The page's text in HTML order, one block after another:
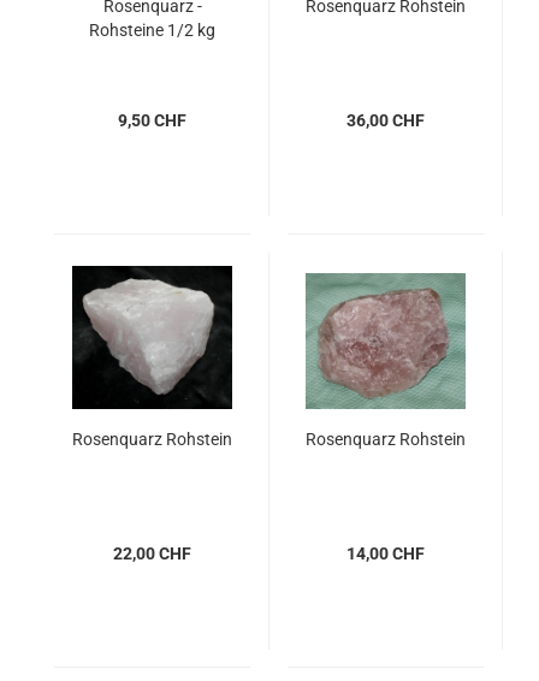
Rosenquarz -
Rohsteine 1/2 kg
9,50 CHF
Rosenquarz Rohstein
36,00 CHF
Rosenquarz Rohstein
22,00 CHF
Rosenquarz Rohstein
14,00 CHF